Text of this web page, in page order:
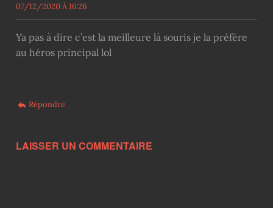
07/12/2020 À 16:26
Ya pas à dire c’est la meilleure là souris je la préfère
au héros principal lol
Répondre
LAISSER UN COMMENTAIRE